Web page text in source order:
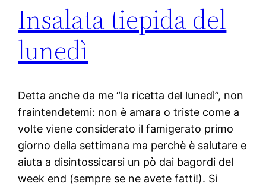
Insalata tiepida del
lunedì
Detta anche da me “la ricetta del lunedì”, non
fraintendetemi: non è amara o triste come a
volte viene considerato il famigerato primo
giorno della settimana ma perchè è salutare e
aiuta a disintossicarsi un pò dai bagordi del
week end (sempre se ne avete fatti!). Si